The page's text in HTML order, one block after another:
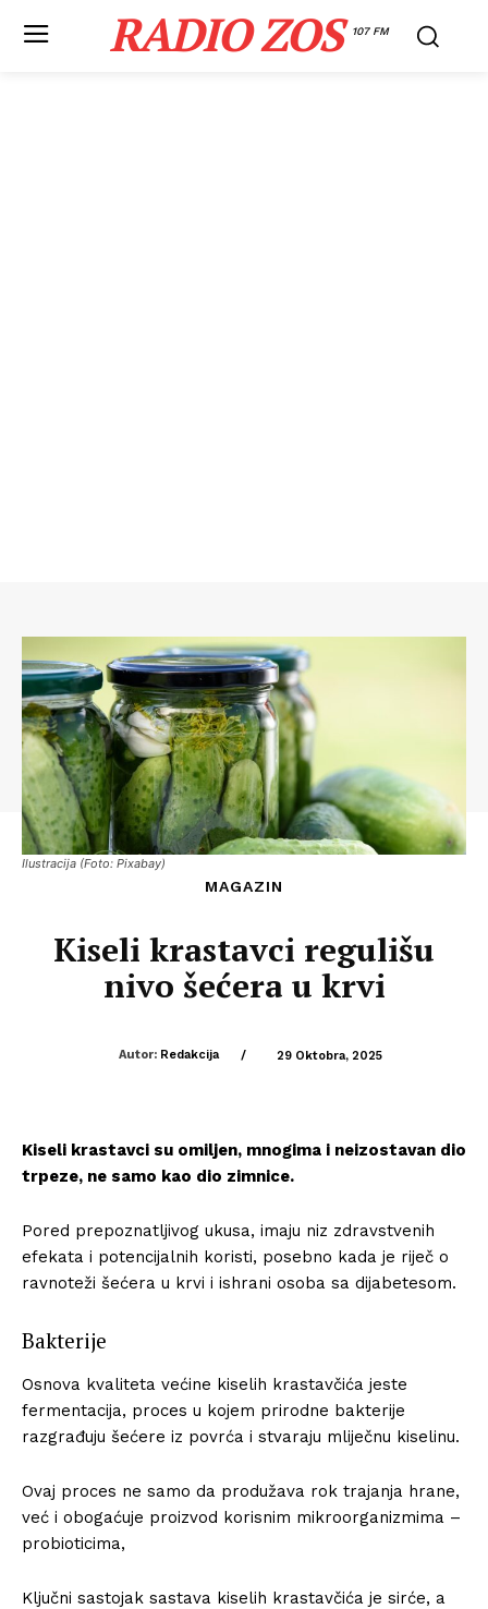
RADIO ZOS 107 FM
Ilustracija (Foto: Pixabay)
MAGAZIN
Kiseli krastavci regulišu
nivo šećera u krvi
Autor: Redakcija / 29 Oktobra, 2025
Kiseli krastavci su omiljen, mnogima i neizostavan dio
trpeze, ne samo kao dio zimnice.
Pored prepoznatljivog ukusa, imaju niz zdravstvenih
efekata i potencijalnih koristi, posebno kada je riječ o
ravnoteži šećera u krvi i ishrani osoba sa dijabetesom.
Bakterije
Osnova kvaliteta većine kiselih krastavčića jeste
fermentacija, proces u kojem prirodne bakterije
razgrađuju šećere iz povrća i stvaraju mliječnu kiselinu.
Ovaj proces ne samo da produžava rok trajanja hrane,
već i obogaćuje proizvod korisnim mikroorganizmima –
probioticima,
Ključni sastojak sastava kiselih krastavčića je sirće, a